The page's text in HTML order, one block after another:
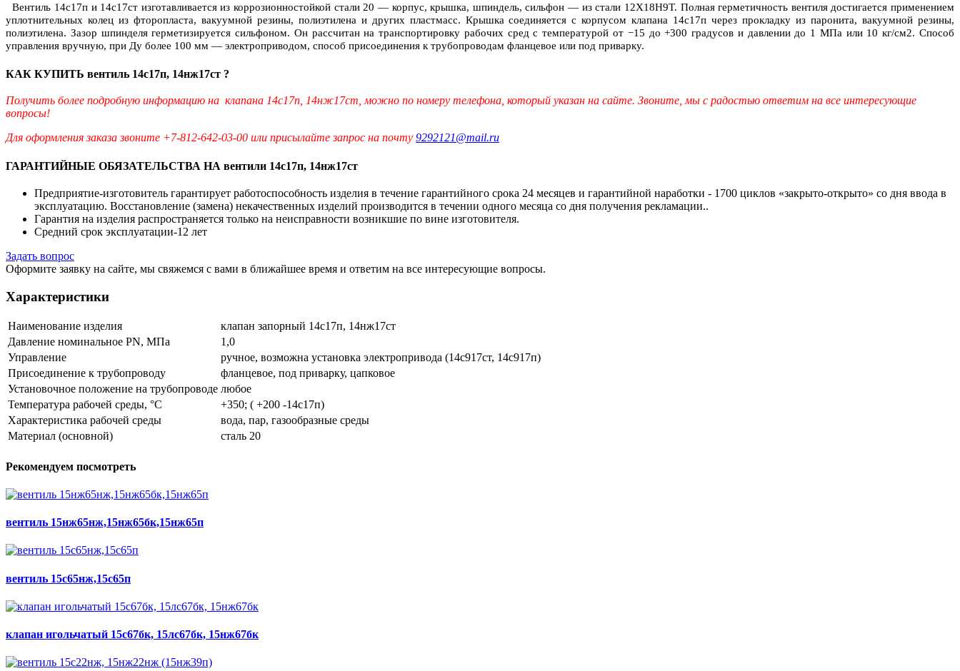
Вентиль 14с17п и 14с17ст изготавливается из коррозионностойкой стали 20 — корпус, крышка, шпиндель, сильфон — из стали 12Х18Н9Т. Полная герметичность вентиля достигается применением
уплотнительных колец из фторопласта, вакуумной резины, полиэтилена и других пластмасс. Крышка соединяется с корпусом клапана 14с17п через прокладку из паронита, вакуумной резины,
полиэтилена. Зазор шпинделя герметизируется сильфоном. Он рассчитан на транспортировку рабочих сред с температурой от −15 до +300 градусов и давлении до 1 МПа или 10 кг/см2. Способ
управления вручную, при Ду более 100 мм — электроприводом, способ присоединения к трубопроводам фланцевое или под приварку.
КАК КУПИТЬ вентиль 14с17п, 14нж17ст ?
Получить более подробную информацию на клапана 14с17п, 14нж17ст, можно по номеру телефона, который указан на сайте. Звоните, мы с радостью ответим на все интересующие
вопросы!
Для оформления заказа звоните +7-812-642-03-00 или присылайте запрос на почту 9292121@mail.ru
ГАРАНТИЙНЫЕ ОБЯЗАТЕЛЬСТВА НА вентили 14с17п, 14нж17ст
Предприятие-изготовитель гарантирует работоспособность изделия в течение гарантийного срока 24 месяцев и гарантийной наработки - 1700 циклов «закрыто-открыто» со дня ввода в
эксплуатацию. Восстановление (замена) некачественных изделий производится в течении одного месяца со дня получения рекламации..
Гарантия на изделия распространяется только на неисправности возникшие по вине изготовителя.
Средний срок эксплуатации-12 лет
Задать вопрос
Оформите заявку на сайте, мы свяжемся с вами в ближайшее время и ответим на все интересующие вопросы.
Характеристики
Наименование изделия
клапан запорный 14с17п, 14нж17ст
Давление номинальное PN, МПа
1,0
Управление
ручное, возможна установка электропривода (14с917ст, 14с917п)
Присоединение к трубопроводу
фланцевое, под приварку, цапковое
Установочное положение на трубопроводе любое
Температура рабочей среды, °С
+350; ( +200 -14с17п)
Характеристика рабочей среды
вода, пар, газообразные среды
Материал (основной)
сталь 20
Рекомендуем посмотреть
вентиль 15нж65нж,15нж65бк,15нж65п
вентиль 15с65нж,15с65п
клапан игольчатый 15с67бк, 15лс67бк, 15нж67бк